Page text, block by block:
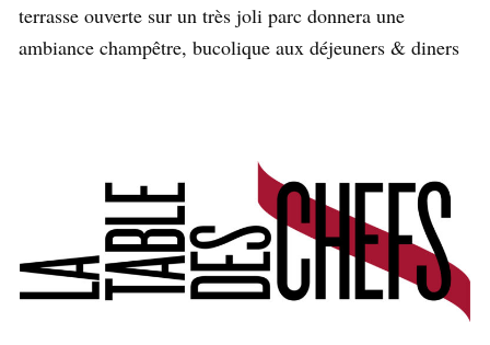
terrasse ouverte sur un très joli parc donnera une
ambiance champêtre, bucolique aux déjeuners & diners